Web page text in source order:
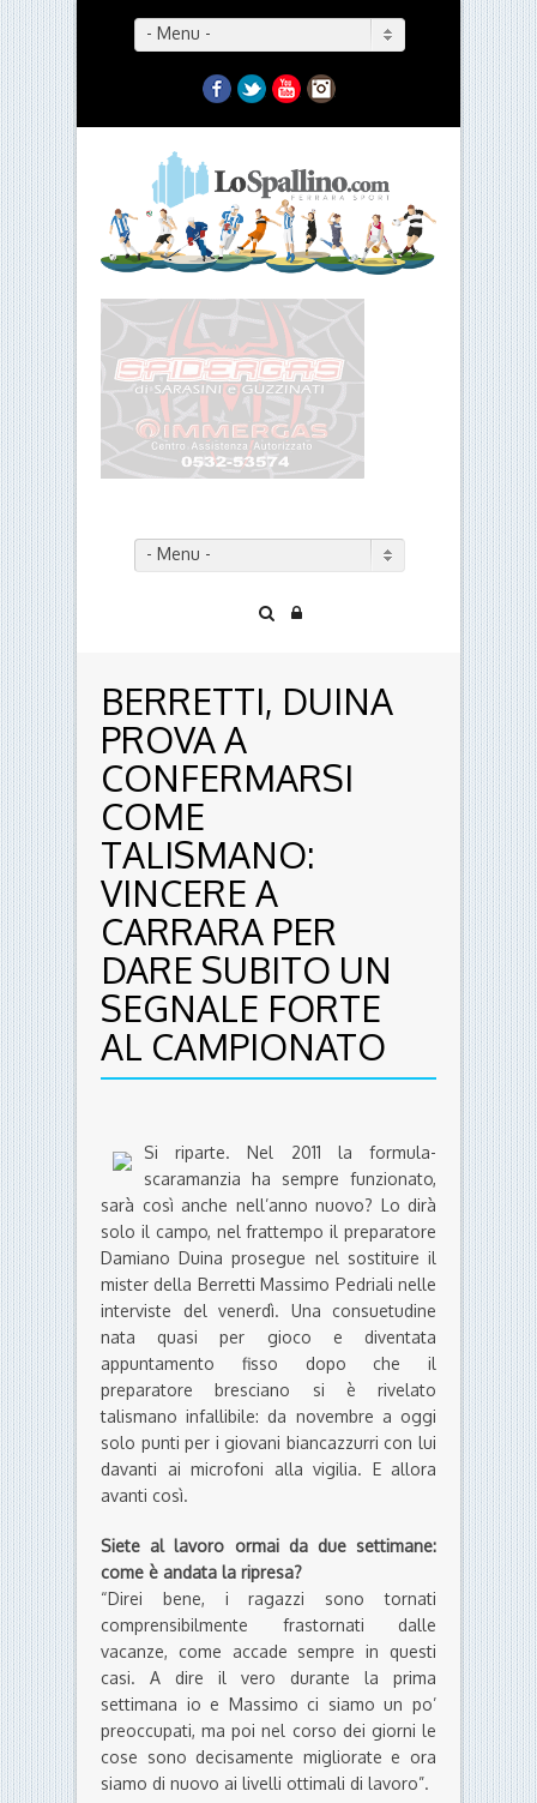
- Menu -
Facebook
TwitterYouTubeInstagram
- Menu -
BERRETTI, DUINA
PROVA A
CONFERMARSI
COME
TALISMANO:
VINCERE A
CARRARA PER
DARE SUBITO UN
SEGNALE FORTE
AL CAMPIONATO
Si riparte. Nel 2011 la formula-
scaramanzia ha sempre funzionato,
sarà così anche nell’anno nuovo? Lo dirà
solo il campo, nel frattempo il preparatore
Damiano Duina prosegue nel sostituire il
mister della Berretti Massimo Pedriali nelle
interviste del venerdì. Una consuetudine
nata quasi per gioco e diventata
appuntamento fisso dopo che il
preparatore bresciano si è rivelato
talismano infallibile: da novembre a oggi
solo punti per i giovani biancazzurri con lui
davanti ai microfoni alla vigilia. E allora
avanti così.
Siete al lavoro ormai da due settimane:
come è andata la ripresa?
“Direi bene, i ragazzi sono tornati
comprensibilmente frastornati dalle
vacanze, come accade sempre in questi
casi. A dire il vero durante la prima
settimana io e Massimo ci siamo un po’
preoccupati, ma poi nel corso dei giorni le
cose sono decisamente migliorate e ora
siamo di nuovo ai livelli ottimali di lavoro”.